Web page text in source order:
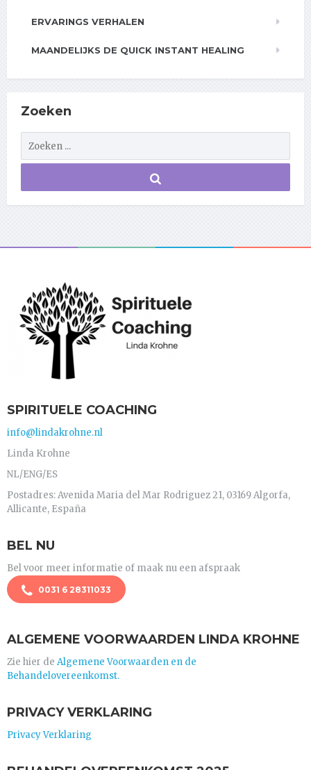
ERVARINGS VERHALEN
MAANDELIJKS DE QUICK INSTANT HEALING
Zoeken
SPIRITUELE COACHING
info@lindakrohne.nl
Linda Krohne
NL/ENG/ES
Postadres: Avenida Maria del Mar Rodriguez 21, 03169 Algorfa,
Allicante, España
BEL NU
Bel voor meer informatie of maak nu een afspraak
0031 6 28311033
ALGEMENE VOORWAARDEN LINDA KROHNE
Zie hier de Algemene Voorwaarden en de
Behandelovereenkomst.
PRIVACY VERKLARING
Privacy Verklaring